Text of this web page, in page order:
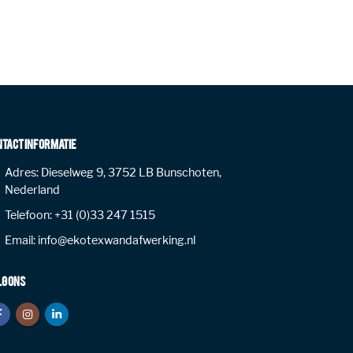
INFORMATIE
Adres: Dieselweg 9, 3752 LB Bunschoten,
Nederland
Telefoon: +31 (0)33 247 1515
Email: info@ekotexwandafwerking.nl
ONS